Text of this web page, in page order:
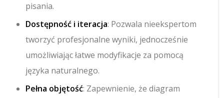
pisania.
Dostępność i iteracja: Pozwala nieekspertom
tworzyć profesjonalne wyniki, jednocześnie
umożliwiając łatwe modyfikacje za pomocą
języka naturalnego.
Pełna objętość: Zapewnienie, że diagram